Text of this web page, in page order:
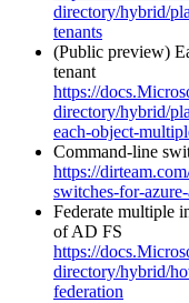
directory/hybrid/
tenants
(Public preview)
tenant
https://
directory/hybrid/
each-object-
Command-line
https://
switches-for-
Federate multiple
of AD FS
https://
directory/hybrid/
federation